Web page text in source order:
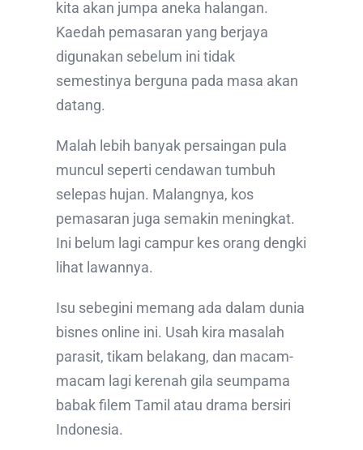
kita akan jumpa aneka halangan.
Kaedah pemasaran yang berjaya
digunakan sebelum ini tidak
semestinya berguna pada masa akan
datang.
Malah lebih banyak persaingan pula
muncul seperti cendawan tumbuh
selepas hujan. Malangnya, kos
pemasaran juga semakin meningkat.
Ini belum lagi campur kes orang dengki
lihat lawannya.
Isu sebegini memang ada dalam dunia
bisnes online ini. Usah kira masalah
parasit, tikam belakang, dan macam-
macam lagi kerenah gila seumpama
babak filem Tamil atau drama bersiri
Indonesia.